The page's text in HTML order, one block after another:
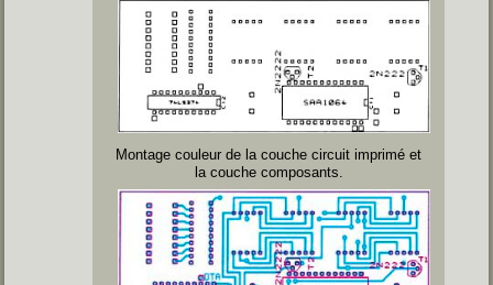
Montage couleur de la couche circuit imprimé et
la couche composants.